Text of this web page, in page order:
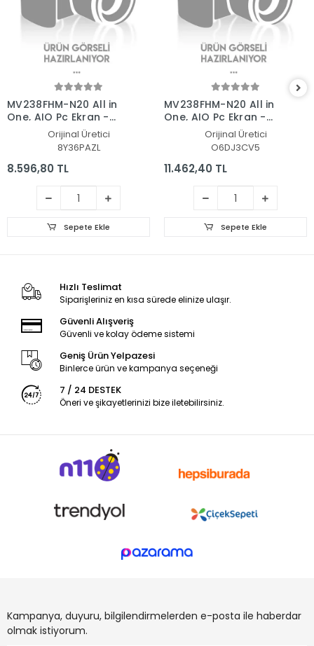
MV238FHM-N20 All in
One, AIO Pc Ekran -
Orijinal Üretici
8Y36PAZL
8.596,80 TL
Sepete Ekle
MV238FHM-N20 All in
One, AIO Pc Ekran -
Orijinal Üretici
O6DJ3CV5
11.462,40 TL
Sepete Ekle
Hızlı Teslimat
Siparişleriniz en kısa sürede elinize ulaşır.
Güvenli Alışveriş
Güvenli ve kolay ödeme sistemi
Geniş Ürün Yelpazesi
Binlerce ürün ve kampanya seçeneği
7 / 24 DESTEK
Öneri ve şikayetlerinizi bize iletebilirsiniz.
Kampanya, duyuru, bilgilendirmelerden e-posta ile haberdar
olmak istiyorum.